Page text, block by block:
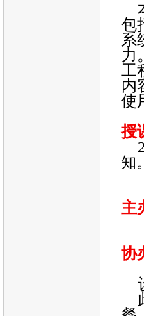
包
系
力
工
内
使
授
知。
主
协